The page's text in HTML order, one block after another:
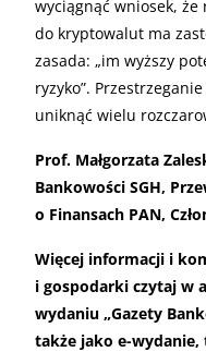
wyciągnąć wniosek,
do kryptowalut ma
zasada: „im wyższy
ryzyko”.
uniknąć wielu
Prof. Małgorzata
Bankowości SGH,
o Finansach PAN,
Więcej informacji i
i gospodarki czytaj w
wydaniu „Gazety
także jako e-wydanie,